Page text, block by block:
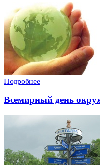
Подробнее
Всемирный день